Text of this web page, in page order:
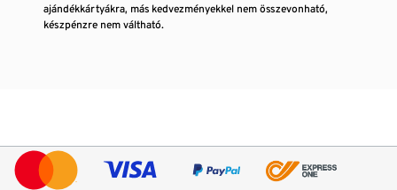
ajándékkártyákra, más kedvezményekkel nem összevonható,
készpénzre nem váltható.